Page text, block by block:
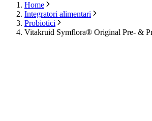
Home
Integratori alimentari
Probiotici
Vitakruid Symflora® Original Pre- &